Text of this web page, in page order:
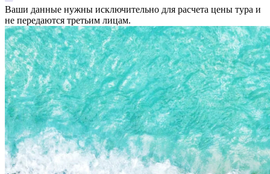
Ваши данные нужны исключительно для расчета цены тура и
не передаются третьим лицам.